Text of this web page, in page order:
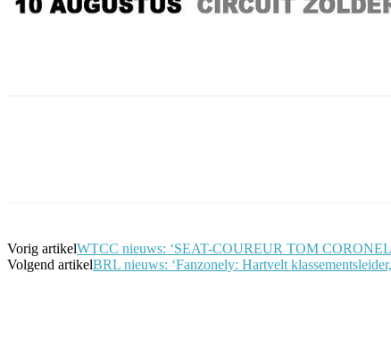
Vorig artikelWTCC nieuws: ‘SEAT-COUREUR TOM
Volgend artikelBRL nieuws: ‘Fanzonely: Hartvelt